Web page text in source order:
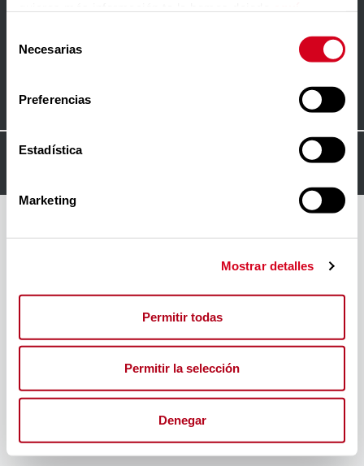
Necesarias
Preferencias
Estadística
Marketing
Mostrar detalles
Permitir todas
Permitir la selección
Denegar
Política de cookies
© 2024FORO INSERTA RESPONSABLE